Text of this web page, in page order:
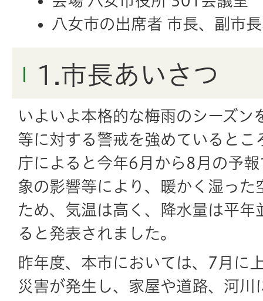
八女市の出席者 市長、副市
1.市長あいさつ
いよいよ本格的な梅雨のシーズン
等に対する警戒を強めているとこ
庁によると今年6月から8月の予
象の影響等により、暖かく湿った
ため、気温は高く、降水量は平年
ると発表されました。
昨年度、本市においては、7月に
災害が発生し、家屋や道路、河川